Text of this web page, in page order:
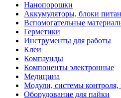
Нанопорошки
Аккумуляторы, блоки
Вспомогательные
Герметики
Инструменты для работы
Клеи
Компаунды
Компоненты электронные
Медицина
Модули, системы контроля,
Оборудование для пайки